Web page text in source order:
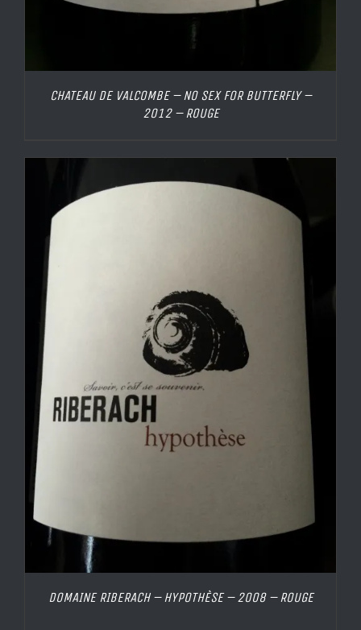
CHATEAU DE VALCOMBE – NO SEX FOR BUTTERFLY –
2012 – ROUGE
DOMAINE RIBERACH – HYPOTHÈSE – 2008 – ROUGE